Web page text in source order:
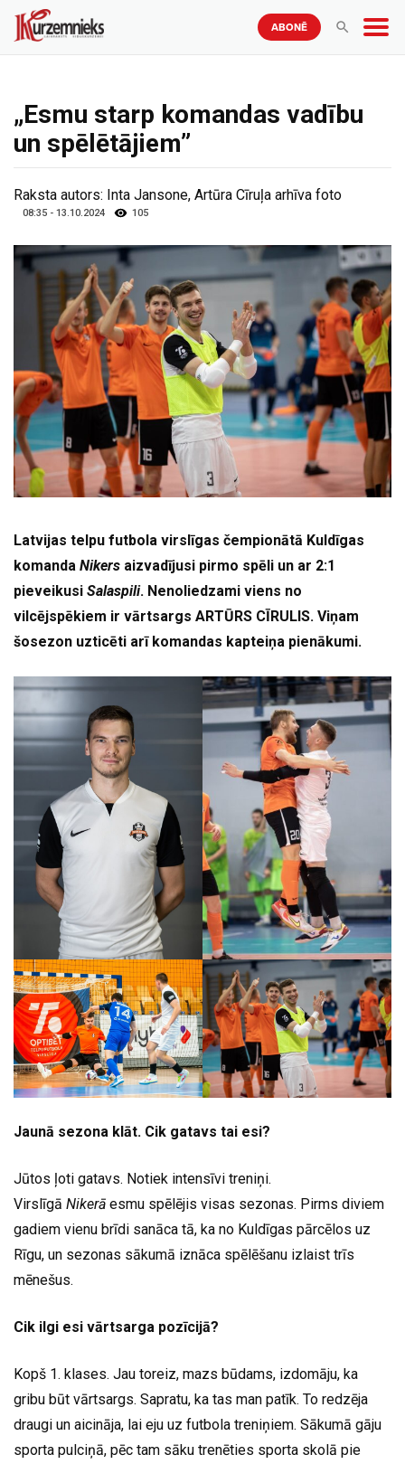
ABONĒ
„Esmu starp komandas vadību
un spēlētājiem”
Raksta autors: Inta Jansone, Artūra Cīruļa arhīva foto
08:35 - 13.10.2024 105
Latvijas telpu futbola virslīgas čempionātā Kuldīgas
komanda Nikers aizvadījusi pirmo spēli un ar 2:1
pieveikusi Salaspili. Nenoliedzami viens no
vilcējspēkiem ir vārtsargs ARTŪRS CĪRULIS. Viņam
šosezon uzticēti arī komandas kapteiņa pienākumi.
Jaunā sezona klāt. Cik gatavs tai esi?
Jūtos ļoti gatavs. Notiek intensīvi treniņi.
Virslīgā Nikerā esmu spēlējis visas sezonas. Pirms diviem
gadiem vienu brīdi sanāca tā, ka no Kuldīgas pārcēlos uz
Rīgu, un sezonas sākumā iznāca spēlēšanu izlaist trīs
mēnešus.
Cik ilgi esi vārtsarga pozīcijā?
Kopš 1. klases. Jau toreiz, mazs būdams, izdomāju, ka
gribu būt vārtsargs. Sapratu, ka tas man patīk. To redzēja
draugi un aicināja, lai eju uz futbola treniņiem. Sākumā gāju
sporta pulciņā, pēc tam sāku trenēties sporta skolā pie